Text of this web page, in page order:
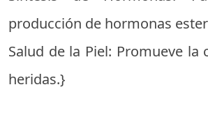
producción de hormonas
Salud de la Piel: Promueve la
heridas.}